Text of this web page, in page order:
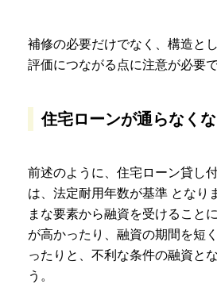
補修の必要だけでなく、構造と
評価につながる点に注意が必要で
住宅ローンが通らなく
前述のように、住宅ローン貸し
は、法定耐用年数が基準 となり
まな要素から融資を受けること
が高かったり、融資の期間を短
ったりと、不利な条件の融資と
う。